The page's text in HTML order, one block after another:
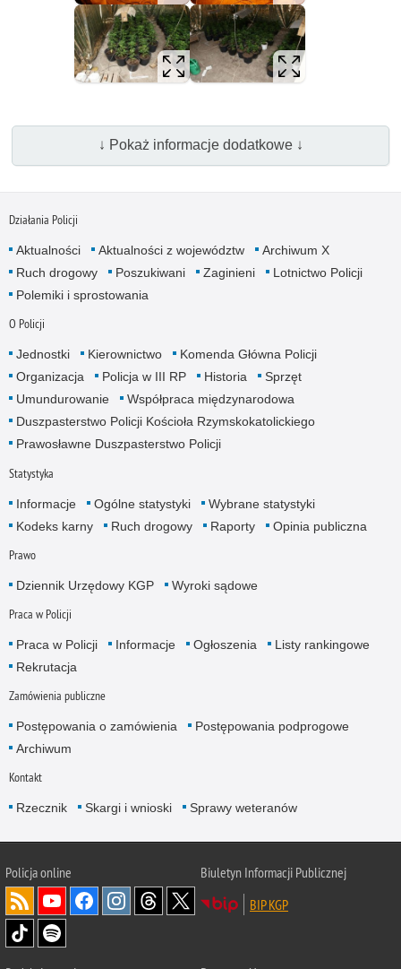
↓ Pokaż informacje dodatkowe ↓
Działania Policji
Aktualności Aktualności z województw
Archiwum X
Ruch drogowy
Poszukiwani Zaginieni
Lotnictwo Policji
Polemiki i sprostowania
O Policji
Jednostki Kierownictwo
Komenda Główna Policji
Organizacja
Policja w III RP Historia
Sprzęt
Umundurowanie
Współpraca międzynarodowa
Duszpasterstwo Policji Kościoła Rzymskokatolickiego
Prawosławne Duszpasterstwo Policji
Statystyka
Informacje Ogólne statystyki
Wybrane statystyki
Kodeks karny
Ruch drogowy Raporty Opinia publiczna
Prawo
Dziennik Urzędowy KGP Wyroki sądowe
Praca w Policji
Praca w Policji Informacje Ogłoszenia
Listy rankingowe
Rekrutacja
Zamówienia publiczne
Postępowania o zamówienia
Postępowania podprogowe
Archiwum
Kontakt
Rzecznik Skargi i wnioski Sprawy weteranów
Policjaonline
Biuletyn Informacji Publicznej
BIP KGP